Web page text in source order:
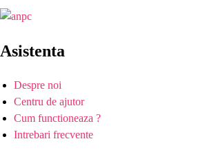
Asistenta
Despre noi
Centru de ajutor
Cum functioneaza ?
Intrebari frecvente